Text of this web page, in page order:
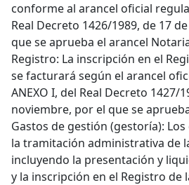
conforme al arancel oficial
Real Decreto 1426/1989, de 17
que se aprueba el arancel
Registro: La inscripción en el
se facturará según el arancel
ANEXO I, del Real Decreto 1427/
noviembre, por el que se
Gastos de gestión (gestoría):
la tramitación administrativa de
incluyendo la presentación y
y la inscripción en el Registro de